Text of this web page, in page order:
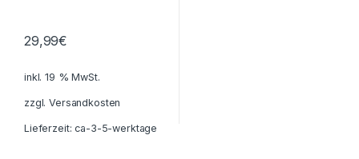
29,99€
inkl. 19 % MwSt.
zzgl.Versandkosten
Lieferzeit:ca-3-5-werktage